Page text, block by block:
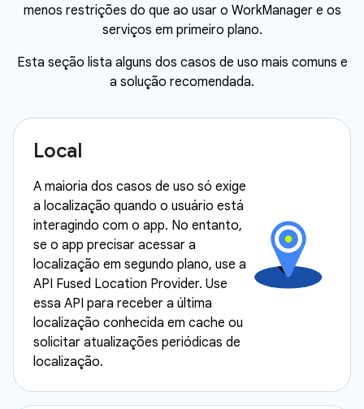
menos restrições do que ao usar o WorkManager e os
serviços em primeiro plano.
Esta seção lista alguns dos casos de uso mais comuns e
a solução recomendada.
Local
A maioria dos casos de uso só exige
a localização quando o usuário está
interagindo com o app. No entanto,
se o app precisar acessar a
localização em segundo plano, use a
API Fused Location Provider. Use
essa API para receber a última
localização conhecida em cache ou
solicitar atualizações periódicas de
localização.